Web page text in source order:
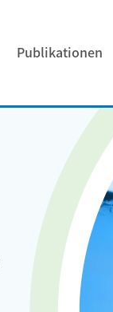
Publikationen